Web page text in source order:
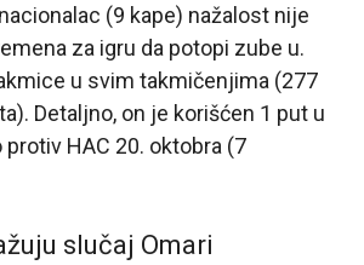
(9 kape) nažalost nije
za igru da potopi zube u.
u svim takmičenjima (277
Detaljno, on je korišćen 1 put u
protiv HAC 20. oktobra (7
slučaj Omari